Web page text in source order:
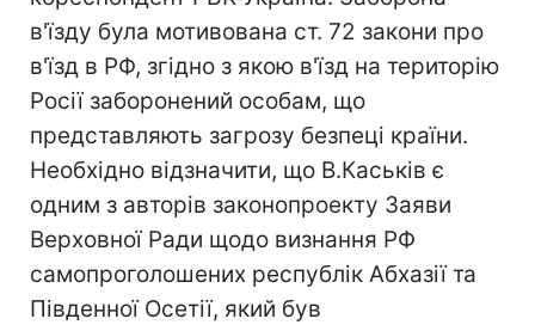
в'їзду була мотивована ст. 72 закони про
в'їзд в РФ, згідно з якою в'їзд на територію
Росії заборонений особам, що
представляють загрозу безпеці країни.
Необхідно відзначити, що В.Каськів є
одним з авторів законопроекту Заяви
Верховної Ради щодо визнання РФ
самопроголошених республік Абхазії та
Південної Осетії, який був